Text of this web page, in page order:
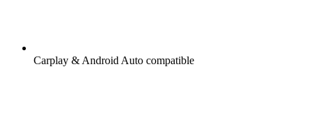
Carplay & Android Auto compatible